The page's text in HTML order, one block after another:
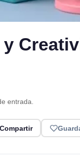
entrada.
Compartir